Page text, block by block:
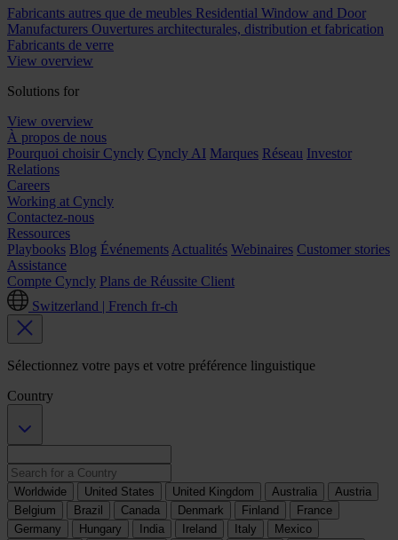
Fabricants autres que de meubles Residential Window and Door
Manufacturers Ouvertures architecturales, distribution et fabrication
Fabricants de verre
View overview
Solutions for
View overview
À propos de nous
Pourquoi choisir Cyncly Cyncly AI Marques Réseau Investor
Relations
Careers
Working at Cyncly
Contactez-nous
Ressources
Playbooks Blog Événements Actualités Webinaires Customer stories
Assistance
Compte Cyncly Plans de Réussite Client
Switzerland | French fr-ch
Sélectionnez votre pays et votre préférence linguistique
Country
Worldwide United States United Kingdom Australia
Austria
Belgium
Brazil Canada Denmark Finland
France
Germany
Hungary India Ireland Italy
Mexico